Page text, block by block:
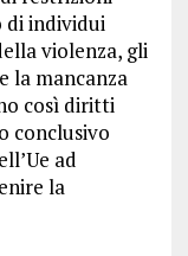
di individui
violenza, gli
la mancanza
così diritti
conclusivo
ad
la